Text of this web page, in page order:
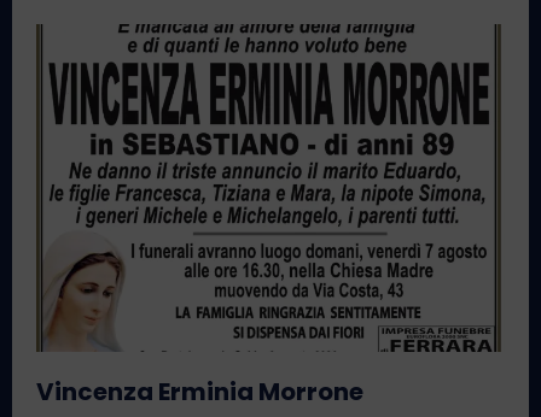
Vincenza Erminia Morrone